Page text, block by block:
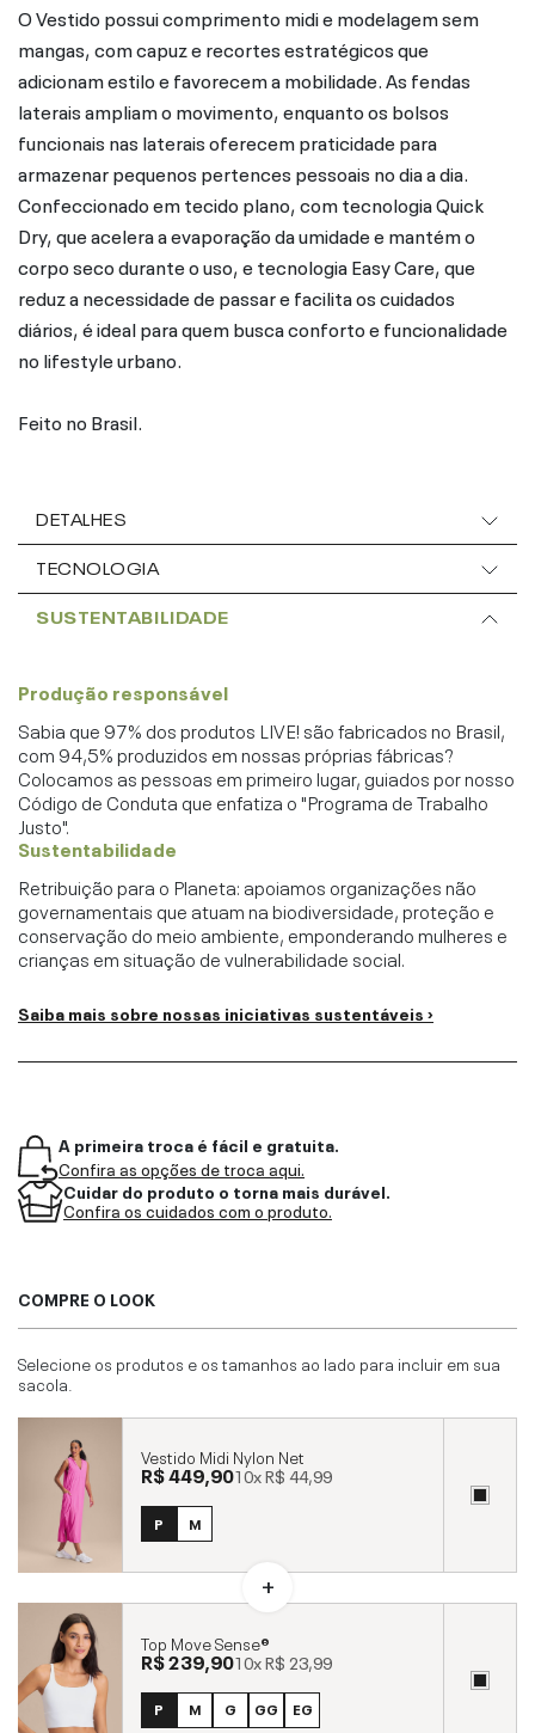
O Vestido possui comprimento midi e modelagem sem
mangas, com capuz e recortes estratégicos que
adicionam estilo e favorecem a mobilidade. As fendas
laterais ampliam o movimento, enquanto os bolsos
funcionais nas laterais oferecem praticidade para
armazenar pequenos pertences pessoais no dia a dia.
Confeccionado em tecido plano, com tecnologia Quick
Dry, que acelera a evaporação da umidade e mantém o
corpo seco durante o uso, e tecnologia Easy Care, que
reduz a necessidade de passar e facilita os cuidados
diários, é ideal para quem busca conforto e funcionalidade
no lifestyle urbano.
Feito no Brasil.
DETALHES
TECNOLOGIA
SUSTENTABILIDADE
Produção responsável
Sabia que 97% dos produtos LIVE! são fabricados no Brasil,
com 94,5% produzidos em nossas próprias fábricas?
Colocamos as pessoas em primeiro lugar, guiados por nosso
Código de Conduta que enfatiza o "Programa de Trabalho
Justo".
Sustentabilidade
Retribuição para o Planeta: apoiamos organizações não
governamentais que atuam na biodiversidade, proteção e
conservação do meio ambiente, emponderando mulheres e
crianças em situação de vulnerabilidade social.
Saiba mais sobre nossas iniciativas sustentáveis ›
A primeira troca é fácil e gratuita.
Confira as opções de troca aqui.
Cuidar do produto o torna mais durável.
Confira os cuidados com o produto.
COMPRE O LOOK
Selecione os produtos e os tamanhos ao lado para incluir em sua
sacola.
Vestido Midi Nylon Net
R$ 449,9010xR$ 44,99
P M
Top Move Sense®
R$ 239,9010xR$ 23,99
P M G GG EG